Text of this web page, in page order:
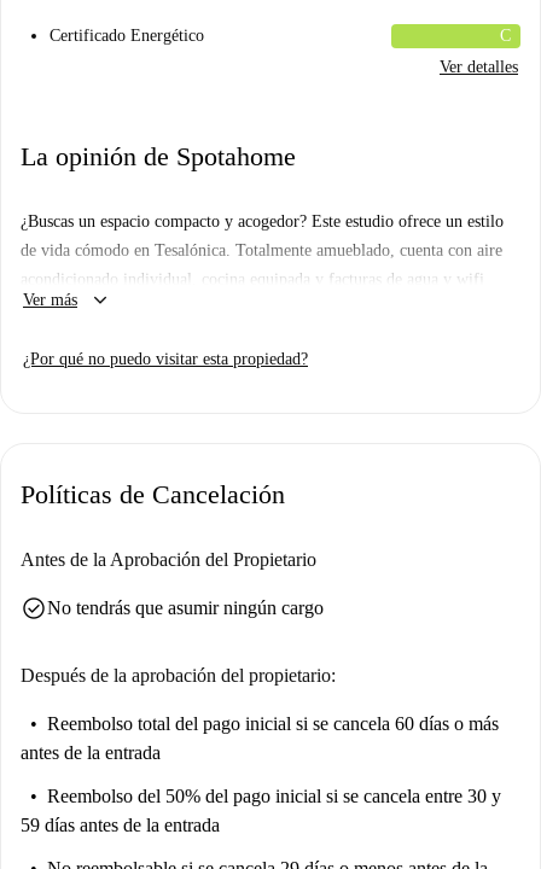
Certificado Energético
C
Ver detalles
La opinión de Spotahome
¿Buscas un espacio compacto y acogedor? Este estudio ofrece un estilo
de vida cómodo en Tesalónica. Totalmente amueblado, cuenta con aire
acondicionado individual, cocina equipada y facturas de agua y wifi
incluidas. Es la opción perfecta para quienes buscan una vida cómoda sin
cerca del Monasterio de Santa Teodora y del Bey Hamam, está rodeado
Ver más keyboard_arrow_down
¿Por qué no puedo visitar esta propiedad?
Políticas de Cancelación
Antes de la Aprobación del Propietario
check_circleNo tendrás que asumir ningún cargo
Después de la aprobación del propietario:
Reembolso total del pago inicial si se cancela 60 días o más
antes de la entrada
Reembolso del 50% del pago inicial si se cancela entre 30 y
59 días antes de la entrada